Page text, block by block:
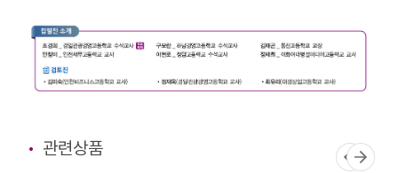
관련상품